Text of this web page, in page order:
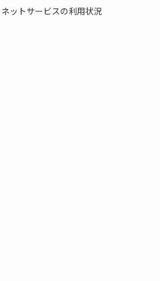
ットサービスの利用状況